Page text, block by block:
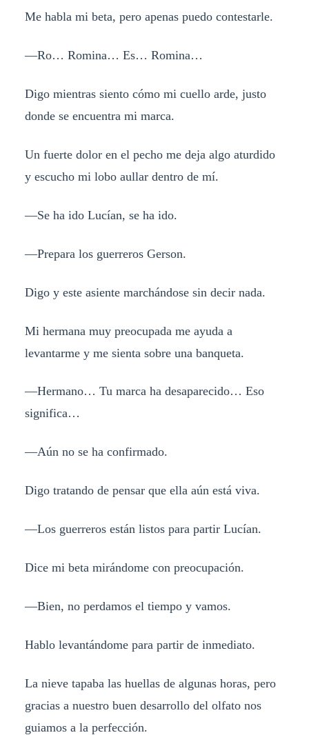
Me habla mi beta, pero apenas puedo contestarle.
—Ro… Romina… Es… Romina…
Digo mientras siento cómo mi cuello arde, justo
donde se encuentra mi marca.
Un fuerte dolor en el pecho me deja algo aturdido
y escucho mi lobo aullar dentro de mí.
—Se ha ido Lucían, se ha ido.
—Prepara los guerreros Gerson.
Digo y este asiente marchándose sin decir nada.
Mi hermana muy preocupada me ayuda a
levantarme y me sienta sobre una banqueta.
—Hermano… Tu marca ha desaparecido… Eso
significa…
—Aún no se ha confirmado.
Digo tratando de pensar que ella aún está viva.
—Los guerreros están listos para partir Lucían.
Dice mi beta mirándome con preocupación.
—Bien, no perdamos el tiempo y vamos.
Hablo levantándome para partir de inmediato.
La nieve tapaba las huellas de algunas horas, pero
gracias a nuestro buen desarrollo del olfato nos
guiamos a la perfección.